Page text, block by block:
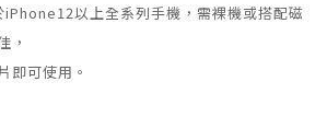
以上全系列手機，需裸機或搭配磁
，
即可使用。